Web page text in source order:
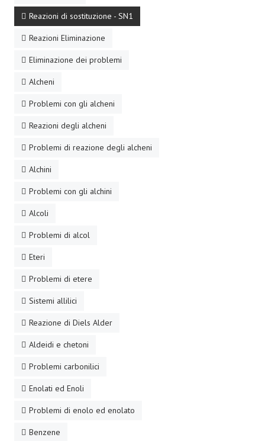
Reazioni di sostituzione - SN1
Reazioni Eliminazione
Eliminazione dei problemi
Alcheni
Problemi con gli alcheni
Reazioni degli alcheni
Problemi di reazione degli alcheni
Alchini
Problemi con gli alchini
Alcoli
Problemi di alcol
Eteri
Problemi di etere
Sistemi allilici
Reazione di Diels Alder
Aldeidi e chetoni
Problemi carbonilici
Enolati ed Enoli
Problemi di enolo ed enolato
Benzene